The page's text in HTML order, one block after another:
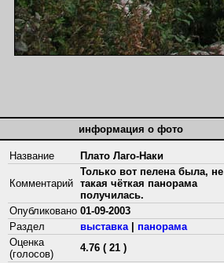
информация о фото
Название Плато Лаго-Наки
Комментарий
Только вот пелена была, не
такая чёткая панорама
получилась.
Опубликовано 01-09-2003
Раздел
выставка| панорама
Оценка
(голосов)
4.76 ( 21 )